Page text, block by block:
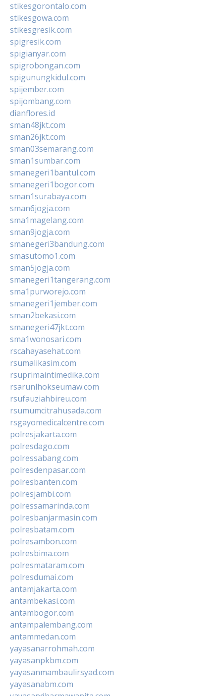
stikesgorontalo.com
stikesgowa.com
stikesgresik.com
spigresik.com
spigianyar.com
spigrobongan.com
spigunungkidul.com
spijember.com
spijombang.com
dianflores.id
sman48jkt.com
sman26jkt.com
sman03semarang.com
sman1sumbar.com
smanegeri1bantul.com
smanegeri1bogor.com
sman1surabaya.com
sman6jogja.com
sma1magelang.com
sman9jogja.com
smanegeri3bandung.com
smasutomo1.com
sman5jogja.com
smanegeri1tangerang.com
sma1purworejo.com
smanegeri1jember.com
sman2bekasi.com
smanegeri47jkt.com
sma1wonosari.com
rscahayasehat.com
rsumalikasim.com
rsuprimaintimedika.com
rsarunlhokseumaw.com
rsufauziahbireu.com
rsumumcitrahusada.com
rsgayomedicalcentre.com
polresjakarta.com
polresdago.com
polressabang.com
polresdenpasar.com
polresbanten.com
polresjambi.com
polressamarinda.com
polresbanjarmasin.com
polresbatam.com
polresambon.com
polresbima.com
polresmataram.com
polresdumai.com
antamjakarta.com
antambekasi.com
antambogor.com
antampalembang.com
antammedan.com
yayasanarrohmah.com
yayasanpkbm.com
yayasanmambaulirsyad.com
yayasanabm.com